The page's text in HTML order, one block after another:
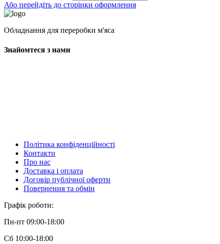
Або перейдіть до сторінки оформлення
Обладнання для переробки м'яса
Знайомтеся з нами
Політика конфіденційності
Контакти
Про нас
Доставка і оплата
Договір публічної оферти
Повернення та обмін
Графік роботи:
Пн-пт 09:00-18:00
Сб 10:00-18:00